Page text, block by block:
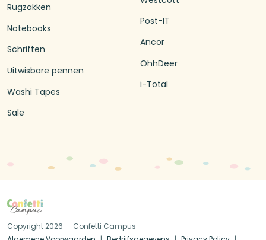
Rugzakken
Notebooks
Schriften
Uitwisbare pennen
Washi Tapes
Sale
Post-IT
Ancor
OhhDeer
i-Total
Copyright 2026 — Confetti Campus